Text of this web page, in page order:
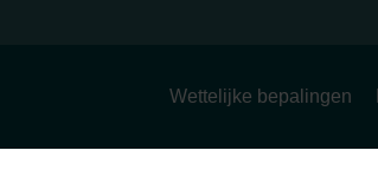
Wettelijke bepalingen